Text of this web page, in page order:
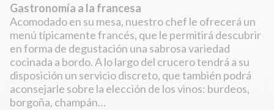
Gastronomía a la francesa
Acomodado en su mesa, nuestro chef le ofrecerá un
menú típicamente francés, que le permitirá descubrir
en forma de degustación una sabrosa variedad
cocinada a bordo. A lo largo del crucero tendrá a su
disposición un servicio discreto, que también podrá
aconsejarle sobre la elección de los vinos: burdeos,
borgoña, champán…